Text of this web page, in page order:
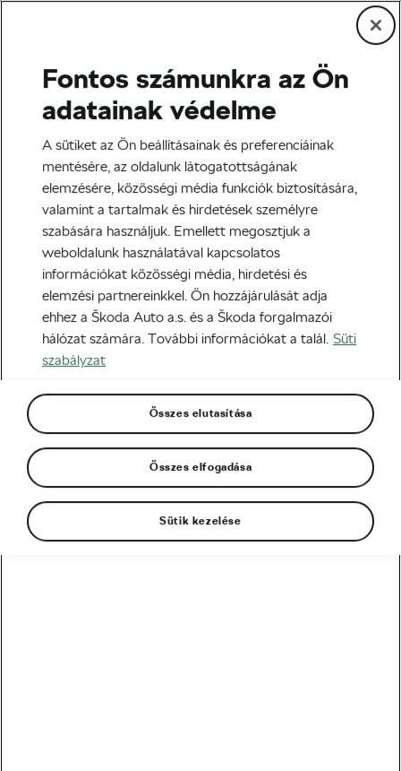
Tag:biciklis verseny
Az Észak pokla: 10 lenyűgöző régi
kerékpárversenyről
2019-03-16 21:00-kor
Blog
Fontos számunkra az Ön
adatainak védelme
A sütiket az Ön beállításainak és preferenciáinak
mentésére, az oldalunk látogatottságának
elemzésére, közösségi média funkciók biztosítására,
valamint a tartalmak és hirdetések személyre
szabására használjuk. Emellett megosztjuk a
weboldalunk használatával kapcsolatos
információkat közösségi média, hirdetési és
elemzési partnereinkkel. Ön hozzájárulását adja
ehhez a Škoda Auto a.s. és a Škoda forgalmazói
hálózat számára. További információkat a talál. Süti
szabályzat
Összes elutasítása
Összes elfogadása
Sütik kezelése